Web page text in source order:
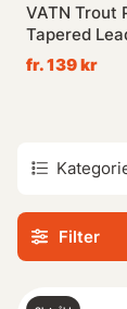
VATN Trout
Tapered
pack) - 4X
fr. 139 kr
Filter